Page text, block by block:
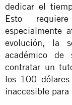
dedicar el
Esto
especialmente
evolución, la
académico de
contratar un
los 100 dólares
inaccesible para